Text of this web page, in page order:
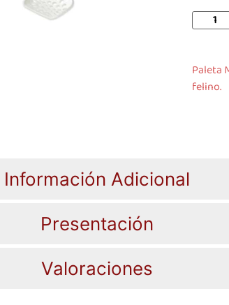
Paleta
felino.
Información Adicional
Presentación
Valoraciones